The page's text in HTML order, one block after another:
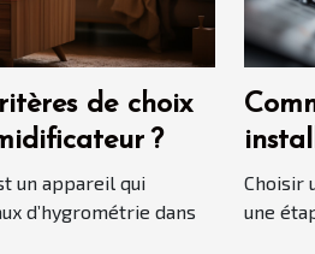
de choix
?
un appareil qui
d’hygrométrie dans
?
Choisir
une